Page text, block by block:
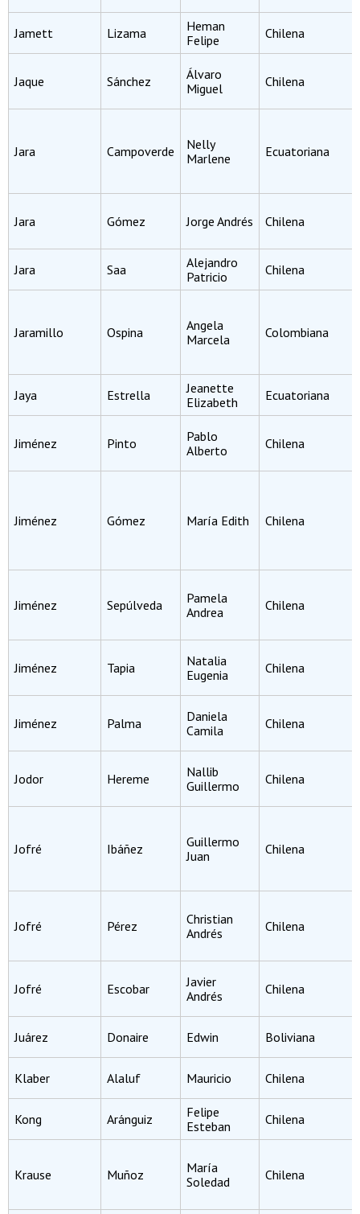
Jamett Lizama
Heman
Felipe
Chilena
Jaque Sánchez
Álvaro
Miguel
Chilena
Jara Campoverde
Nelly
Marlene
Ecuatoriana
Jara Gómez Jorge Andrés Chilena
Jara Saa
Alejandro
Patricio
Chilena
Jaramillo Ospina
Angela
Marcela
Colombiana
Jaya Estrella
Jeanette
Elizabeth
Ecuatoriana
Jiménez Pinto
Pablo
Alberto
Chilena
Jiménez Gómez María Edith Chilena
Jiménez Sepúlveda
Pamela
Andrea
Chilena
Jiménez Tapia
Natalia
Eugenia
Chilena
Jiménez Palma
Daniela
Camila
Chilena
Jodor Hereme
Nallib
Guillermo
Chilena
Jofré Ibáñez
Guillermo
Juan
Chilena
Jofré Pérez
Christian
Andrés
Chilena
Jofré Escobar
Javier
Andrés
Chilena
Juárez Donaire Edwin Boliviana
Klaber Alaluf Mauricio Chilena
Kong Aránguiz
Felipe
Esteban
Chilena
Krause Muñoz
María
Soledad
Chilena